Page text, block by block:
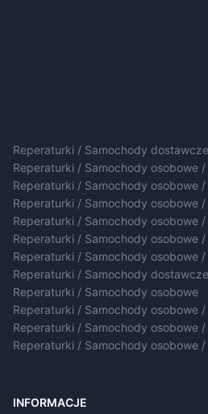
Reperaturki / Samochody
Reperaturki / Samochody osobowe /
Reperaturki / Samochody osobowe /
Reperaturki / Samochody osobowe
Reperaturki / Samochody osobowe
Reperaturki / Samochody osobowe /
Reperaturki / Samochody osobowe /
Reperaturki / Samochody dostawcze
Reperaturki / Samochody osobowe
Reperaturki / Samochody osobowe /
Reperaturki / Samochody osobowe /
Reperaturki / Samochody osobowe /
INFORMACJE